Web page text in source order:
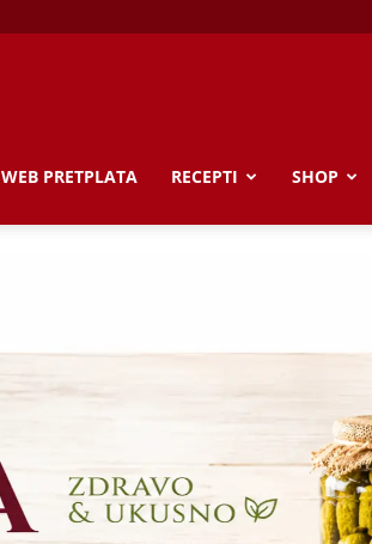
WEB PRETPLATA RECEPTI SHOP